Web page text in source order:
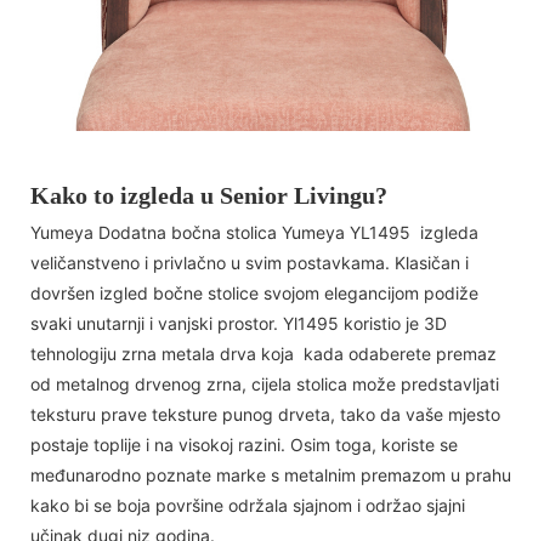
Kako to izgleda u Senior Livingu?
Yumeya Dodatna bočna stolica Yumeya YL1495 izgleda
veličanstveno i privlačno u svim postavkama. Klasičan i
dovršen izgled bočne stolice svojom elegancijom podiže
svaki unutarnji i vanjski prostor. Yl1495 koristio je 3D
tehnologiju zrna metala drva koja kada odaberete premaz
od metalnog drvenog zrna, cijela stolica može predstavljati
teksturu prave teksture punog drveta, tako da vaše mjesto
postaje toplije i na visokoj razini. Osim toga, koriste se
međunarodno poznate marke s metalnim premazom u prahu
kako bi se boja površine održala sjajnom i održao sjajni
učinak dugi niz godina.